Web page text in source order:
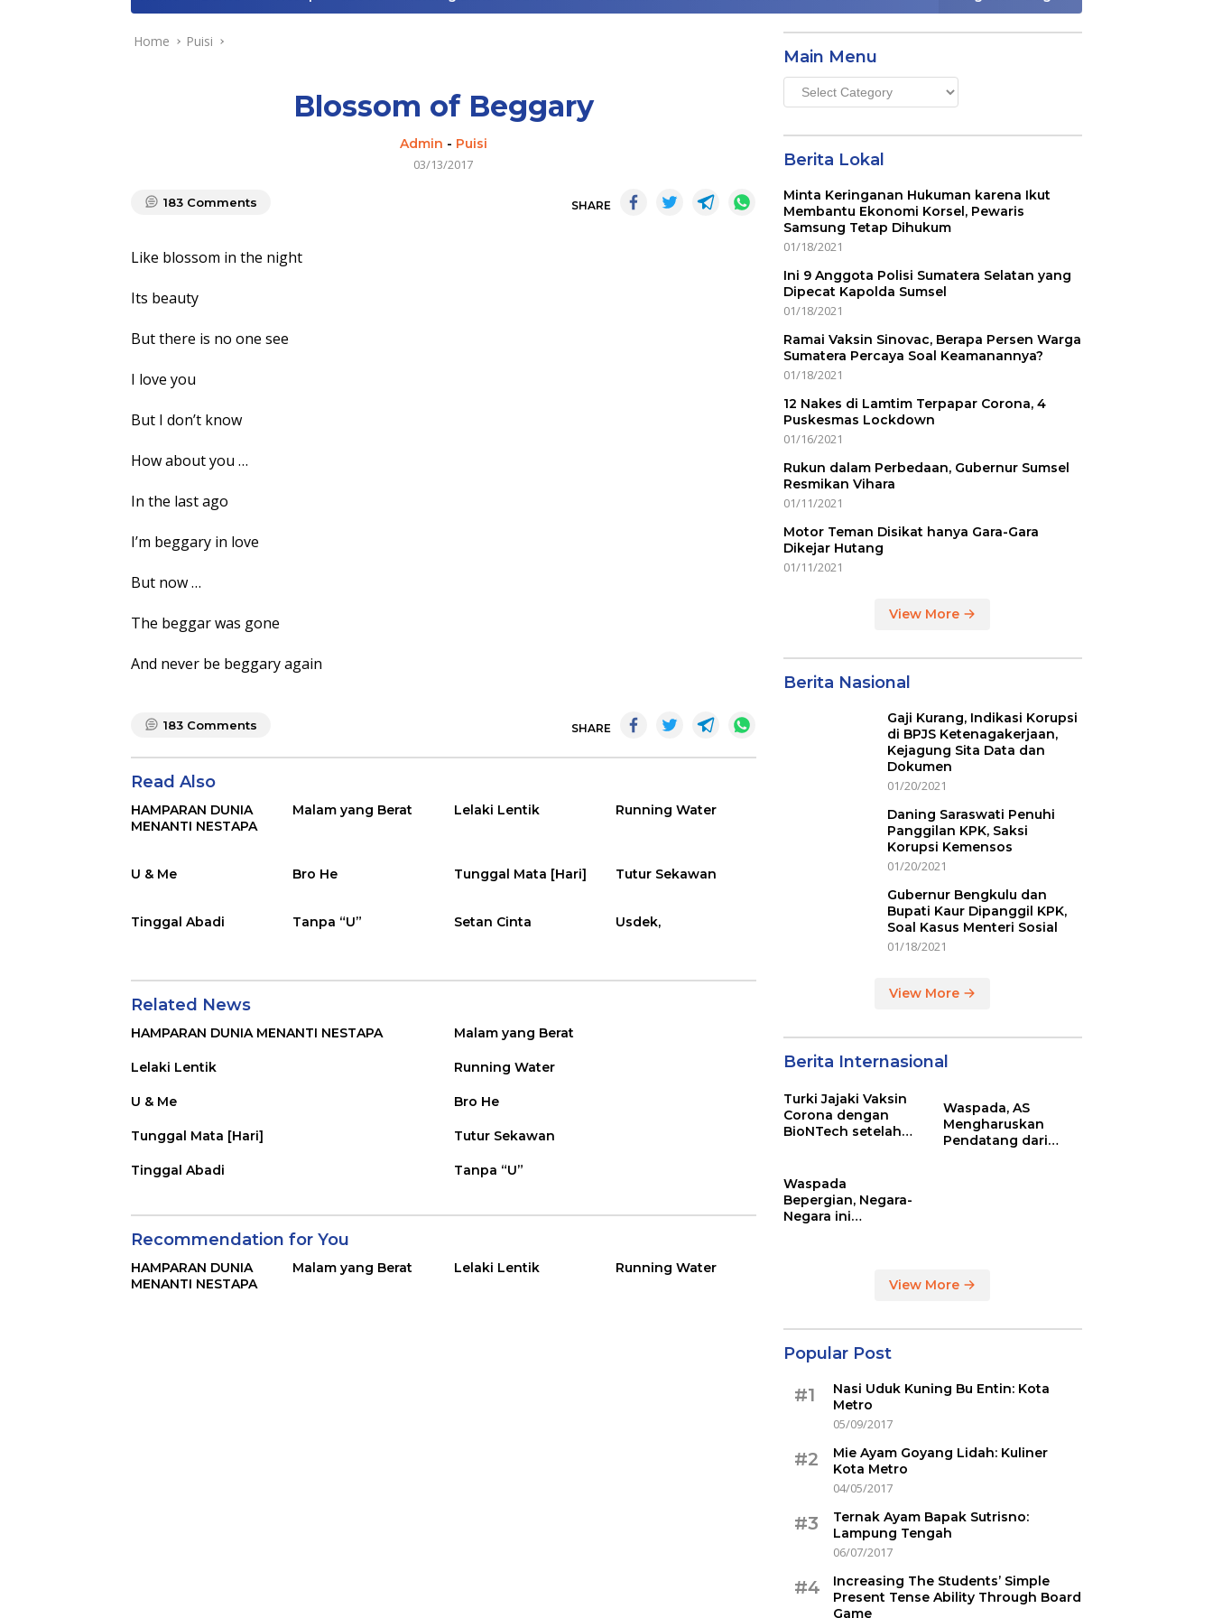
Home Puisi
Blossom of Beggary
Admin - Puisi
03/13/2017
183 Comments SHARE
Like blossom in the night
Its beauty
But there is no one see
I love you
But I don’t know
How about you …
In the last ago
I’m beggary in love
But now …
The beggar was gone
And never be beggary again
183 Comments SHARE
Read Also
HAMPARAN DUNIA
MENANTI NESTAPA
Malam yang Berat Lelaki Lentik Running Water
U & Me Bro He Tunggal Mata [Hari] Tutur Sekawan
Tinggal Abadi Tanpa “U” Setan Cinta Usdek,
Related News
HAMPARAN DUNIA MENANTI NESTAPA Malam yang Berat
Lelaki Lentik Running Water
U & Me Bro He
Tunggal Mata [Hari] Tutur Sekawan
Tinggal Abadi Tanpa “U”
Recommendation for You
HAMPARAN DUNIA
MENANTI NESTAPA
Malam yang Berat Lelaki Lentik Running Water
Main Menu
Main
Menu
Berita Lokal
Minta Keringanan Hukuman karena Ikut
Membantu Ekonomi Korsel, Pewaris
Samsung Tetap Dihukum
01/18/2021
Ini 9 Anggota Polisi Sumatera Selatan yang
Dipecat Kapolda Sumsel
01/18/2021
Ramai Vaksin Sinovac, Berapa Persen Warga
Sumatera Percaya Soal Keamanannya?
01/18/2021
12 Nakes di Lamtim Terpapar Corona, 4
Puskesmas Lockdown
01/16/2021
Rukun dalam Perbedaan, Gubernur Sumsel
Resmikan Vihara
01/11/2021
Motor Teman Disikat hanya Gara-Gara
Dikejar Hutang
01/11/2021
View More
Berita Nasional
Gaji Kurang, Indikasi Korupsi
di BPJS Ketenagakerjaan,
Kejagung Sita Data dan
Dokumen
01/20/2021
Daning Saraswati Penuhi
Panggilan KPK, Saksi
Korupsi Kemensos
01/20/2021
Gubernur Bengkulu dan
Bupati Kaur Dipanggil KPK,
Soal Kasus Menteri Sosial
01/18/2021
View More
Berita Internasional
Turki Jajaki Vaksin
Corona dengan
BioNTech setelah
Waspada, AS
Mengharuskan
Pendatang dari
Waspada
Bepergian, Negara-
Negara ini
View More
Popular Post
#1
Nasi Uduk Kuning Bu Entin: Kota
Metro
05/09/2017
#2
Mie Ayam Goyang Lidah: Kuliner
Kota Metro
04/05/2017
#3
Ternak Ayam Bapak Sutrisno:
Lampung Tengah
06/07/2017
#4
Increasing The Students’ Simple
Present Tense Ability Through Board
Game